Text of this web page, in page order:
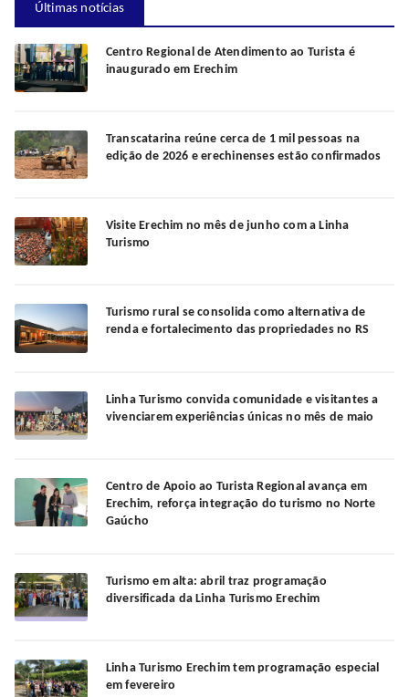
Últimas notícias
Centro Regional de Atendimento ao Turista é
inaugurado em Erechim
Transcatarina reúne cerca de 1 mil pessoas na
edição de 2026 e erechinenses estão confirmados
Visite Erechim no mês de junho com a Linha
Turismo
Turismo rural se consolida como alternativa de
renda e fortalecimento das propriedades no RS
Linha Turismo convida comunidade e visitantes a
vivenciarem experiências únicas no mês de maio
Centro de Apoio ao Turista Regional avança em
Erechim, reforça integração do turismo no Norte
Gaúcho
Turismo em alta: abril traz programação
diversificada da Linha Turismo Erechim
Linha Turismo Erechim tem programação especial
em fevereiro